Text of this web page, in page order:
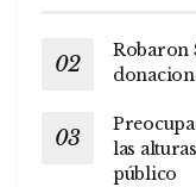
Robaron
las
público